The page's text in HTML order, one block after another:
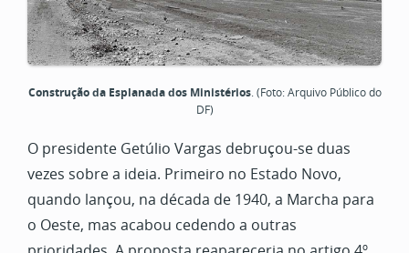
Construção da Esplanada dos Ministérios. (Foto: Arquivo Público do
DF)
O presidente Getúlio Vargas debruçou-se duas
vezes sobre a ideia. Primeiro no Estado Novo,
quando lançou, na década de 1940, a Marcha para
o Oeste, mas acabou cedendo a outras